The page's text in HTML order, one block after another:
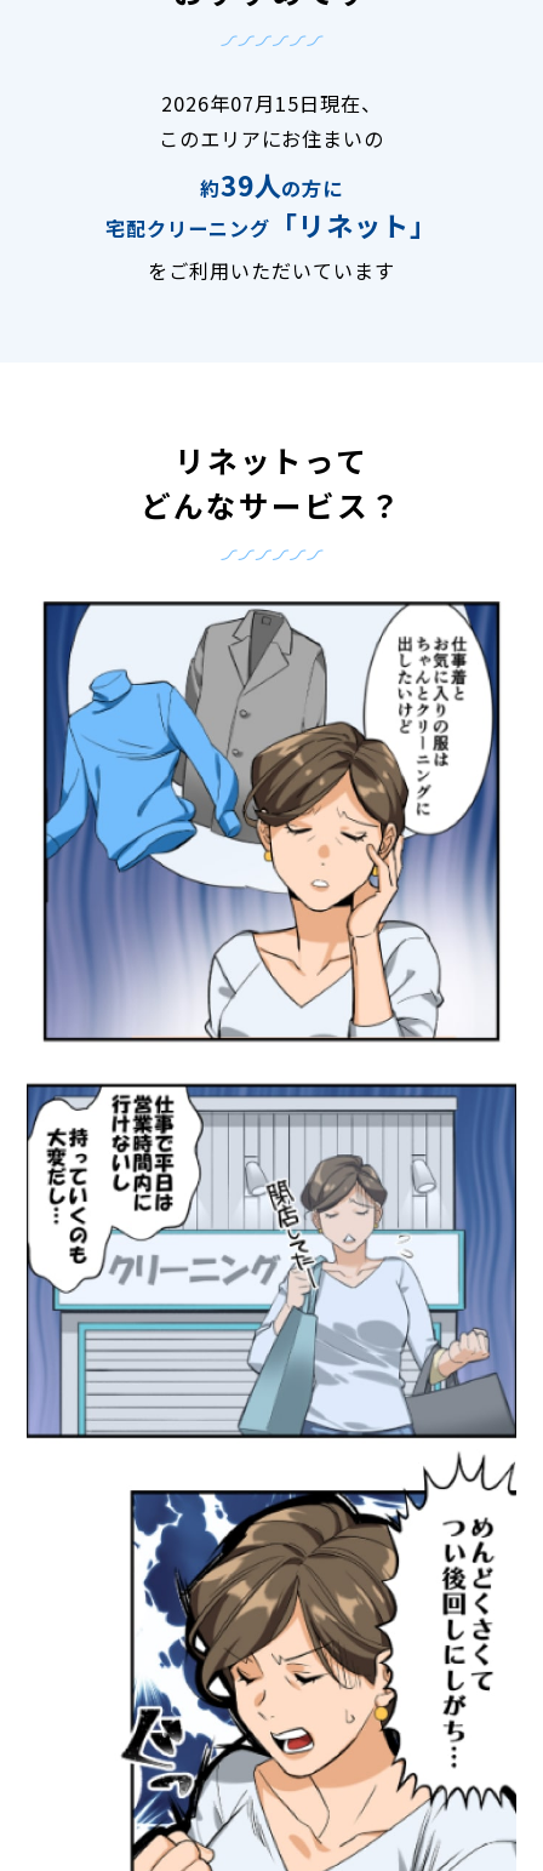
2026年07月15日現在、
このエリアにお住まいの
約39人の方に
宅配クリーニング
「リネット」
をご利用いただいています
リネットって
どんなサービス？